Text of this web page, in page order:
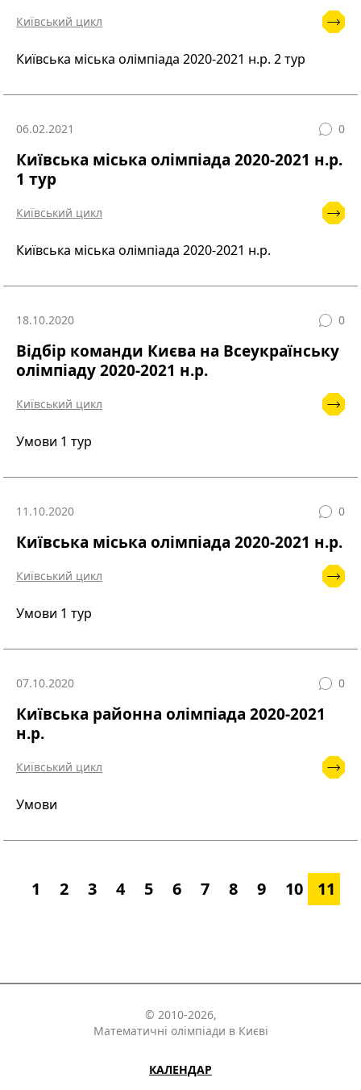
Київський цикл
Київська міська олімпіада 2020-2021 н.р. 2 тур
06.02.2021 0
Київська міська олімпіада 2020-2021 н.р.
1 тур
Київський цикл
Київська міська олімпіада 2020-2021 н.р.
18.10.2020 0
Відбір команди Києва на Всеукраїнську
олімпіаду 2020-2021 н.р.
Київський цикл
Умови 1 тур
11.10.2020 0
Київська міська олімпіада 2020-2021 н.р.
Київський цикл
Умови 1 тур
07.10.2020 0
Київська районна олімпіада 2020-2021
н.р.
Київський цикл
Умови
1 2 3 4 5 6 7 8 9 10 11
© 2010-2026,
Математичні олімпіади в Києві
КАЛЕНДАР